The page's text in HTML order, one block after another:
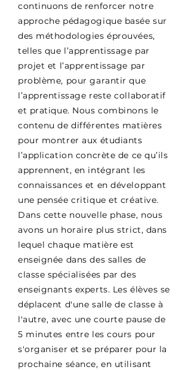
continuons de renforcer notre
approche pédagogique basée sur
des méthodologies éprouvées,
telles que l’apprentissage par
projet et l’apprentissage par
problème, pour garantir que
l’apprentissage reste collaboratif
et pratique. Nous combinons le
contenu de différentes matières
pour montrer aux étudiants
l’application concrète de ce qu’ils
apprennent, en intégrant les
connaissances et en développant
une pensée critique et créative.
Dans cette nouvelle phase, nous
avons un horaire plus strict, dans
lequel chaque matière est
enseignée dans des salles de
classe spécialisées par des
enseignants experts. Les élèves se
déplacent d'une salle de classe à
l'autre, avec une courte pause de
5 minutes entre les cours pour
s'organiser et se préparer pour la
prochaine séance, en utilisant